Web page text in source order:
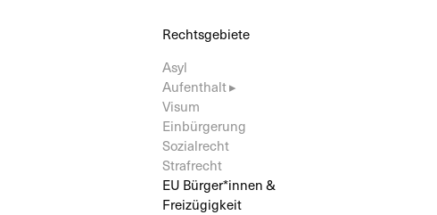
Rechtsgebiete
Asyl
Aufenthalt ▸
Visum
Einbürgerung
Sozialrecht
Strafrecht
EU Bürger*innen &
Freizügigkeit